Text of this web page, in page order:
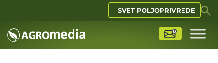
SVET POLJOPRIVREDE